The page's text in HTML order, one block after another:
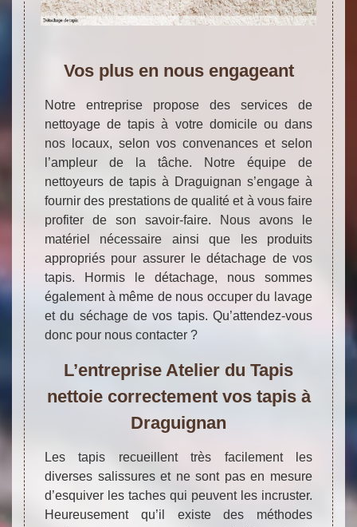
Vos plus en nous engageant
Notre entreprise propose des services de
nettoyage de tapis à votre domicile ou dans
nos locaux, selon vos convenances et selon
l’ampleur de la tâche. Notre équipe de
nettoyeurs de tapis à Draguignan s’engage à
fournir des prestations de qualité et à vous faire
profiter de son savoir-faire. Nous avons le
matériel nécessaire ainsi que les produits
appropriés pour assurer le détachage de vos
tapis. Hormis le détachage, nous sommes
également à même de nous occuper du lavage
et du séchage de vos tapis. Qu’attendez-vous
donc pour nous contacter ?
L’entreprise Atelier du Tapis
nettoie correctement vos tapis à
Draguignan
Les tapis recueillent très facilement les
diverses salissures et ne sont pas en mesure
d’esquiver les taches qui peuvent les incruster.
Heureusement qu’il existe des méthodes